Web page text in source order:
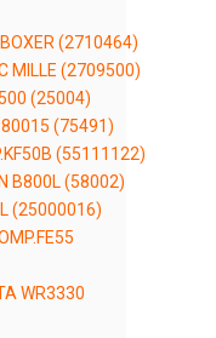
(2710464)
MILLE (2709500)
(25004)
(75491)
(55111122)
B800L (58002)
(25000016)
WR3330